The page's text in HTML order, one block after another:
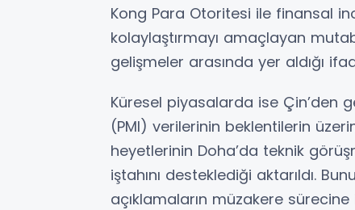
Kong Para Otoritesi ile finansal
kolaylaştırmayı amaçlayan
gelişmeler arasında yer aldığı
Küresel piyasalarda ise Çin’den
(PMI) verilerinin beklentilerin
heyetlerinin Doha’da teknik
iştahını desteklediği aktarıldı.
açıklamaların müzakere